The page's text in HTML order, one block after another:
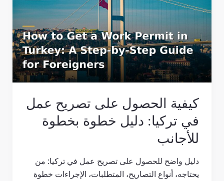
كيفية الحصول على تصريح عمل
في تركيا: دليل خطوة بخطوة
للأجانب
دليل واضح للحصول على تصريح عمل في تركيا: من
يحتاجه، أنواع التصاريح، المتطلبات، الإجراءات خطوة
على
تصريح
عمل
في
تركيا:
دليل
بخطوة